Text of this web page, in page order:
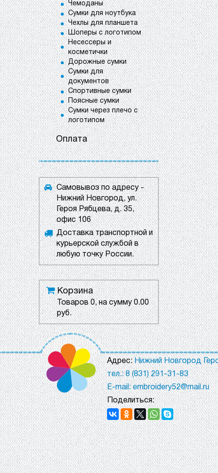
Чемоданы
Сумки для ноутбука
Чехлы для планшета
Шоперы с логотипом
Несессеры и
косметички
Дорожные сумки
Сумки для
документов
Спортивные сумки
Поясные сумки
Сумки через плечо с
логотипом
Оплата
Самовывоз по адресу -
Нижний Новгород, ул.
Героя Рябцева, д. 35,
офис 106
Доставка транспортной и
курьерской службой в
любую точку России.
Корзина
Товаров0, на сумму0.00
руб.
Адрес:Нижний Новгород
тел.: 8 (831) 291-31-83
E-mail: embroidery52@mail.ru
Поделиться: